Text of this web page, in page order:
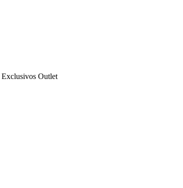
Exclusivos Outlet